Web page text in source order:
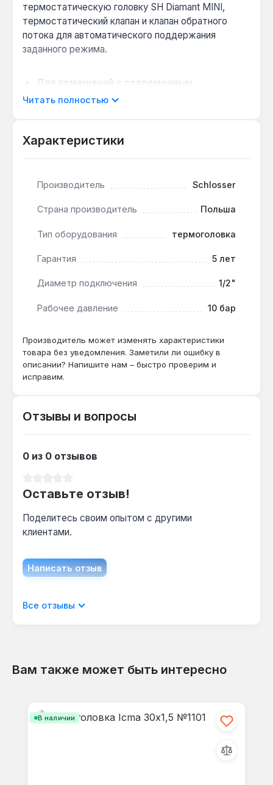
термостатическую головку SH Diamant MINI,
термостатический клапан и клапан обратного
потока для автоматического поддержания
заданного режима.
Для помещений с современным
интерьером: чёрный матовый цвет RAL90051
Совместимость с системами отопления:
стандартных радиаторов с боковым
Регулировка температуры без лишних
позволяет снижать расход энергии до 20% за
счёт точной настройки.
Комплект подходит для жилых, офисных и
коммерческих помещений, где требуется
доставка по Украине.
Да — латунь MS58 и конструкция клапанов
термоголовку?
Термостатическая головка SH Diamant MINI
не требует регулярного обслуживания —
герметичность соединений.
Читать полностью
Характеристики
Производитель Schlosser
Страна производитель Польша
Тип оборудования термоголовка
Гарантия 5 лет
Диаметр подключения 1/2"
Рабочее давление 10 бар
Производитель может изменять характеристики
товара без уведомления. Заметили ли ошибку в
описании? Напишите нам – быстро проверим и
исправим.
Отзывы и вопросы
0 из 0 отзывов
Оставьте отзыв!
Поделитесь своим опытом с другими
клиентами.
Написать отзыв
Отображать отзывы только на текущем
Все отзывы
Вам также может быть интересно
В наличии